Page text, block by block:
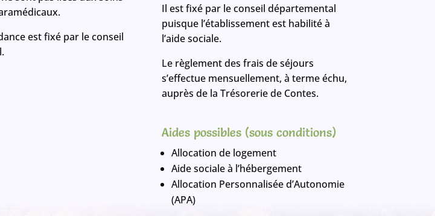
est fixé par le conseil
Il est fixé par le conseil départemental
puisque l’établissement est habilité à
l’aide sociale.
Le règlement des frais de séjours
s’effectue mensuellement, à terme échu,
auprès de la Trésorerie de Contes.
Aides possibles (sous conditions)
Allocation de logement
Aide sociale à l’hébergement
Allocation Personnalisée d’Autonomie
(APA)